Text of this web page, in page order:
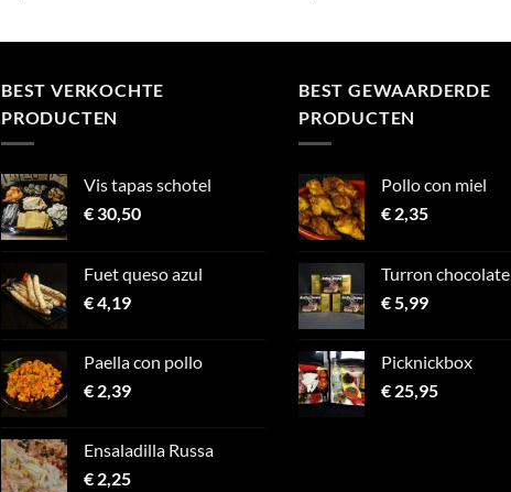
BEST VERKOCHTE
PRODUCTEN
Vis tapas schotel
€30,50
Fuet queso azul
€4,19
Paella con pollo
€ 2,39
Ensaladilla Russa
€ 2,25
BEST GEWAARDERDE
PRODUCTEN
Pollo con miel
€ 2,35
Turron chocolate
€5,99
Picknickbox
€ 25,95